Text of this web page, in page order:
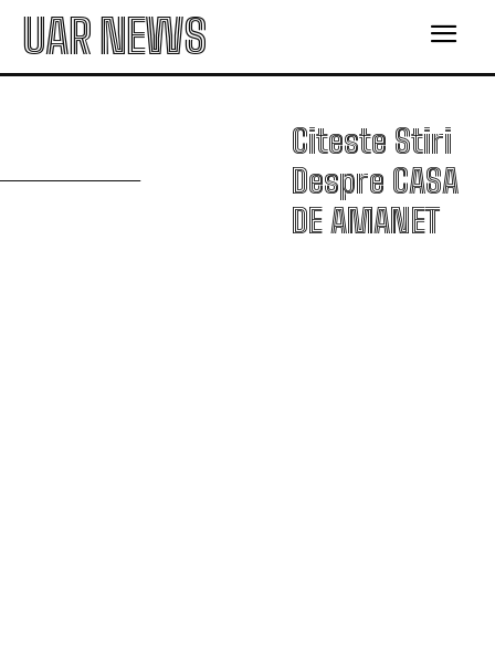
UAR NEWS
Citeste Stiri
Despre CASA
DE AMANET
C